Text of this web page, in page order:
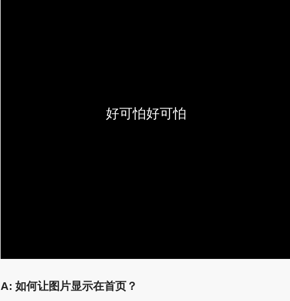
好可怕好可怕
A: 如何让图片显示在首页？